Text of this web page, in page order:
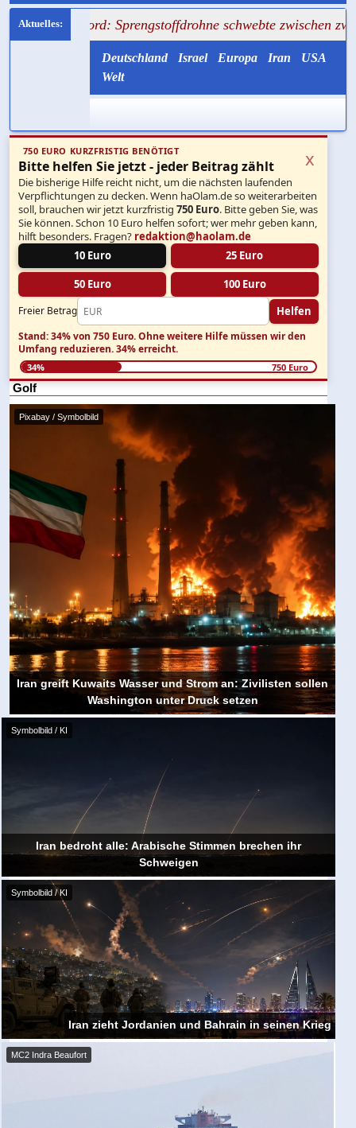
Sprengstoffdrohne schwebte zwischen zwei Antonovs
Deutschland Israel Europa Iran
USA
Welt
750 EURO KURZFRISTIG BENÖTIGT
Bitte helfen Sie jetzt - jeder Beitrag zählt
Die bisherige Hilfe reicht nicht, um die nächsten laufenden
Verpflichtungen zu decken. Wenn haOlam.de so weiterarbeiten
soll, brauchen wir jetzt kurzfristig750 Euro. Bitte geben Sie, was
Sie können. Schon 10 Euro helfen sofort; wer mehr geben kann,
hilft besonders. Fragen? redaktion@haolam.de
10 Euro
25 Euro
50 Euro 100 Euro
Freier Betrag Helfen
x
Stand: 34% von 750 Euro.Ohne weitere Hilfe müssen wir den
Umfang reduzieren.34% erreicht.
34% 750 Euro
Golf
Pixabay / Symbolbild
Iran greift Kuwaits Wasser und Strom an: Zivilisten sollen
Washington unter Druck setzen
Symbolbild / KI
Iran bedroht alle: Arabische Stimmen brechen ihr
Schweigen
Symbolbild / KI
Iran zieht Jordanien und Bahrain in seinen Krieg
MC2 Indra Beaufort